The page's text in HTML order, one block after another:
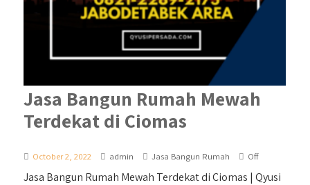
Jasa Bangun Rumah Mewah
Terdekat di Ciomas
October 2, 2022 admin Jasa Bangun Rumah Off
Jasa Bangun Rumah Mewah Terdekat di Ciomas | Qyusi